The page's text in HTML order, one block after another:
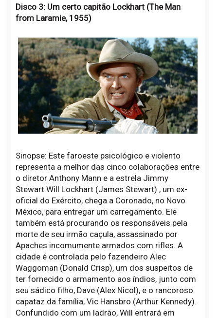
Disco 3: Um certo capitão Lockhart (The Man
from Laramie, 1955)
Sinopse: Este faroeste psicológico e violento
representa a melhor das cinco colaborações entre
o diretor Anthony Mann e a estrela Jimmy
Stewart.Will Lockhart (James Stewart) , um ex-
oficial do Exército, chega a Coronado, no Novo
México, para entregar um carregamento. Ele
também está procurando os responsáveis pela
morte de seu irmão caçula, assassinado por
Apaches incomumente armados com rifles. A
cidade é controlada pelo fazendeiro Alec
Waggoman (Donald Crisp), um dos suspeitos de
ter fornecido o armamento aos índios, junto com
seu sádico filho, Dave (Alex Nicol), e o rancoroso
capataz da família, Vic Hansbro (Arthur Kennedy).
Confundido com um ladrão, Will entrará em